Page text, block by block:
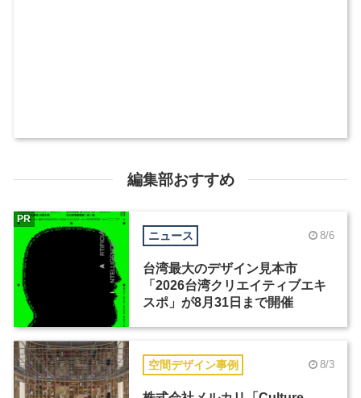
編集部おすすめ
ニュース 8/6
台湾最大のデザイン見本市
「2026台湾クリエイティブエキ
スポ」が8月31日まで開催
PR
空間デザイン事例 8/3